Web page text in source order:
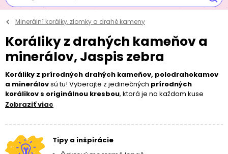
Minerální korálky, zlomky a drahé kameny
Koráliky z drahých kameňov a
minerálov, Jaspis zebra
Koráliky z prírodných drahých kameňov, polodrahokamov
a minerálovsú tu! Vyberajte z jedinečných prírodných
korálikov s originálnou kresbou, ktorá je na každom kuse
individuálna. Poďte si spoločne s nami vyrobiť
Vždy odporúčame nadvojitúlycrua dozdobiťšatónovými
striebra . Keďže ide o prírodný materiál, je nutné pri výrobe
šperku počítať s ľahkouodchýlkou veľkosti minerálu, ktorá by
Zobraziť viac
Tipy a inšpirácie